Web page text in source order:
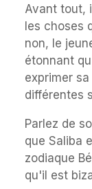
Avant tout,
les choses
non, le
étonnant
exprimer
différentes
Parlez de
que Saliba
zodiaque
qu'il est